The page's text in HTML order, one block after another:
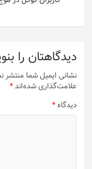
دیدگاهتان را
نشانی ایمیل شما منتشر
علامت‌گذاری شده‌اند*
دیدگاه*